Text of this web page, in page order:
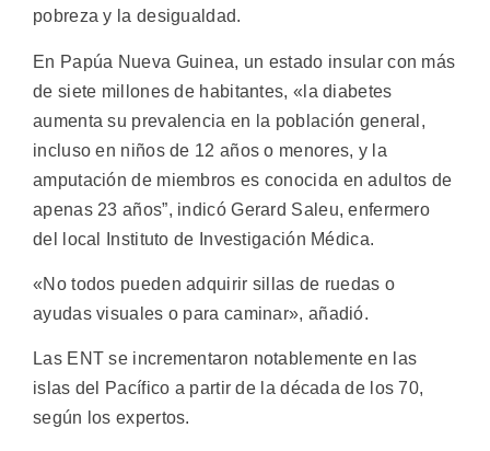
pobreza y la desigualdad.
En Papúa Nueva Guinea, un estado insular con más
de siete millones de habitantes, «la diabetes
aumenta su prevalencia en la población general,
incluso en niños de 12 años o menores, y la
amputación de miembros es conocida en adultos de
apenas 23 años”, indicó Gerard Saleu, enfermero
del local Instituto de Investigación Médica.
«No todos pueden adquirir sillas de ruedas o
ayudas visuales o para caminar», añadió.
Las ENT se incrementaron notablemente en las
islas del Pacífico a partir de la década de los 70,
según los expertos.